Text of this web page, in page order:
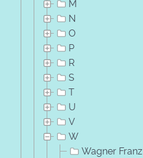
M
N
O
P
R
S
T
U
V
W
Wagner Franz